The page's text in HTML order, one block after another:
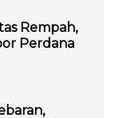
Rempah,
Perdana